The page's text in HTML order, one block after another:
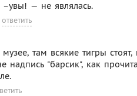
–увы! — не являлась.
ответить
там всякие тигры
надпись "барсик", как